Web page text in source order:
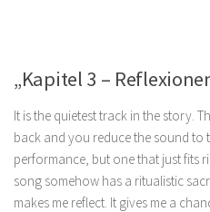
„Kapitel 3 –
It is the quietest track in the story.
back and you reduce the sound to
performance, but one that just fits
song somehow has a ritualistic
makes me reflect. It gives me a